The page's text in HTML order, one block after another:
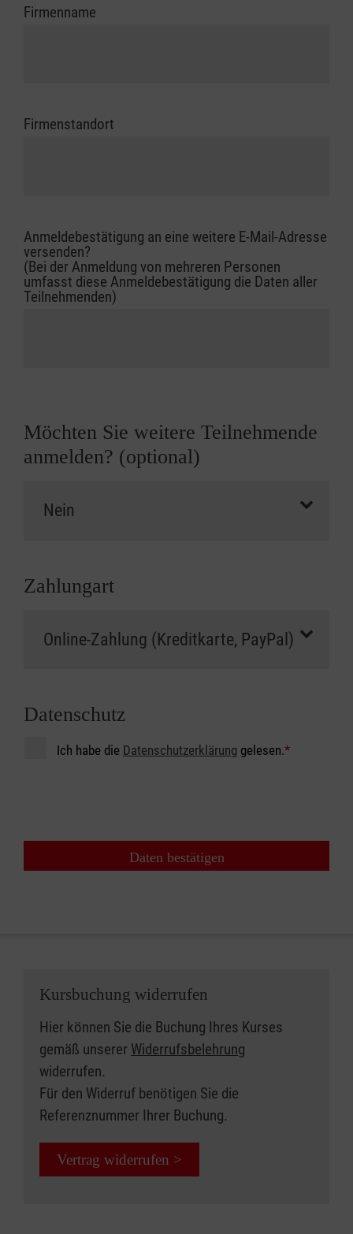
Firmenname
Firmenstandort
Anmeldebestätigung an eine weitere E-Mail-Adresse
versenden?
(Bei der Anmeldung von mehreren Personen
umfasst diese Anmeldebestätigung die Daten aller
Teilnehmenden)
Möchten Sie weitere Teilnehmende
anmelden? (optional)
Zahlungart
Datenschutz
Ich habe die Datenschutzerklärung gelesen.*
Daten bestätigen
Kursbuchung widerrufen
Hier können Sie die Buchung Ihres Kurses
gemäß unserer Widerrufsbelehrung
widerrufen.
Für den Widerruf benötigen Sie die
Referenznummer Ihrer Buchung.
Vertrag widerrufen >